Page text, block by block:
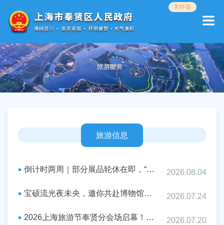
作
说
明
跳
转
关怀版
旅游信息
倒计时两周｜部分展品轮休在即，“宝硕流光”精彩继续 2026.08.04
宝硕流光夜未央，邀你共赴博物馆奇妙夜~ 2026.07.24
2026上海旅游节奉贤分会场启幕！五大板块30+活动燃动贤城 2026.07.20